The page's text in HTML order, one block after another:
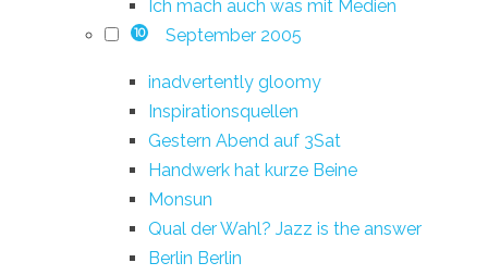
Ich mach auch was mit Medien
10 September 2005
inadvertently gloomy
Inspirationsquellen
Gestern Abend auf 3Sat
Handwerk hat kurze Beine
Monsun
Qual der Wahl? Jazz is the answer
Berlin Berlin